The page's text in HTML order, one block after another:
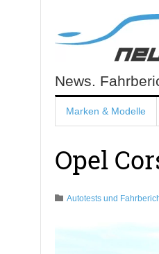
content
NewCarz.de
News.
Marken & Modelle
Opel
Autotests und